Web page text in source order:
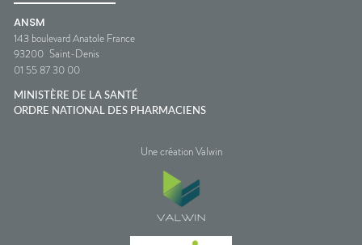
ANSM
143 boulevard Anatole France
93200 Saint-Denis
01 55 87 30 00
MINISTÈRE DE LA SANTÉ
ORDRE NATIONAL DES PHARMACIENS
Une création Valwin